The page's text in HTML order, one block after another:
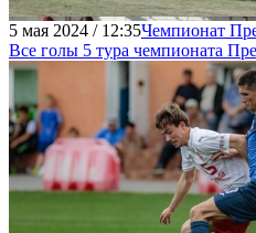
5 мая 2024 / 12:35Чемпионат
Все голы 5 тура чемпионата